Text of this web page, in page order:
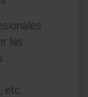
las
etc.